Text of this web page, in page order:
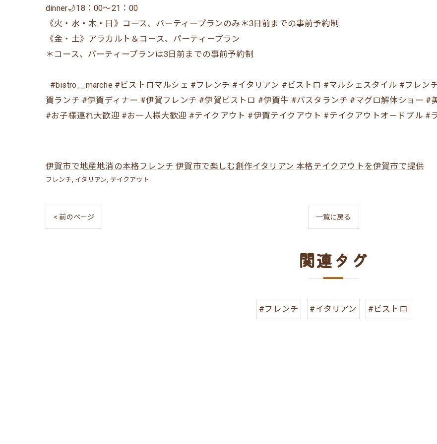
dinner🌙18：00〜21：00
《火・水・木・日》コース、パーティープランのみ＊3日前までの事前予約制
《金・土》アラカルト＆コース、パーティープラン
＊コース、パーティープランは3日前までの事前予約制
#bistro__marche #ビストロマルシェ #フレンチ #イタリアン #ビストロ #マルシェスタイル #フレ
賀ランチ #伊賀ディナー #伊賀フレンチ #伊賀ビストロ #伊賀牛 #パスタランチ #マグロ解体ショー #
#お子様連れ大歓迎 #お一人様大歓迎 #テイクアウト #伊賀テイクアウト #テイクアウトオードブル #
伊賀市で地産地消の本格フレンチ 伊賀市で楽しむ創作イタリアン 本格テイクアウトを伊賀市で提供
フレンチ イタリアン テイクアウト
< 前のページ 一覧に戻る
関連タグ
#フレンチ #イタリアン #ビストロ